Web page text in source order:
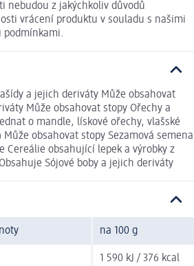
nebudou z jakýchkoliv důvodů
vrácení produktu v souladu s našimi
podmínkami.
a jejich deriváty Může obsahovat
Může obsahovat stopy Ořechy a
o mandle, lískové ořechy, vlašské
obsahovat stopy Sezamová semena
Cereálie obsahující lepek a výrobky z
Sójové boby a jejich deriváty
na 100 g
1 590 kJ / 376 kcal